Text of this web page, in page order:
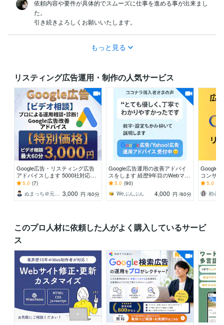
依頼内容や要件が具体的でスムーズに仕事を進める事が出来まし
た。
引き続きよろしくお願いいたします。
もっと見る
リスティング広告運用・制作の人気サービス
Google広告・リスティング広告
アドバイスします 5000社対応・
Google公式コンサルの初期設定
や広告相談
5.0 (7)
3,000 円 /60分
Google広告運用の改善アドバイ
スをします 経歴9年目のWebマー
ケターが運用診断、アドバイスを
5.0 (90)
Weぶんぶん
4,000 円 /60分
Google
コンサ
コンサ
たします
5.0
このプロ人材に依頼した人がよく購入しているサービ
ス